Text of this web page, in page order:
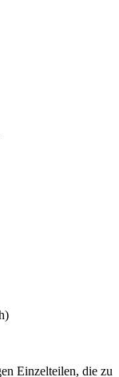
Einzelteilen, die zu